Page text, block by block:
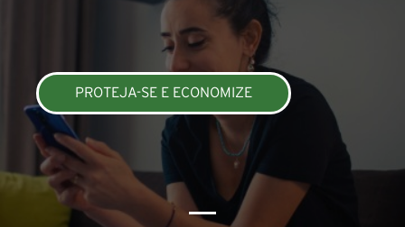
PROTEJA-SE E ECONOMIZE